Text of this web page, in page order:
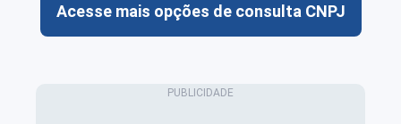
Acesse mais opções de consulta CNPJ